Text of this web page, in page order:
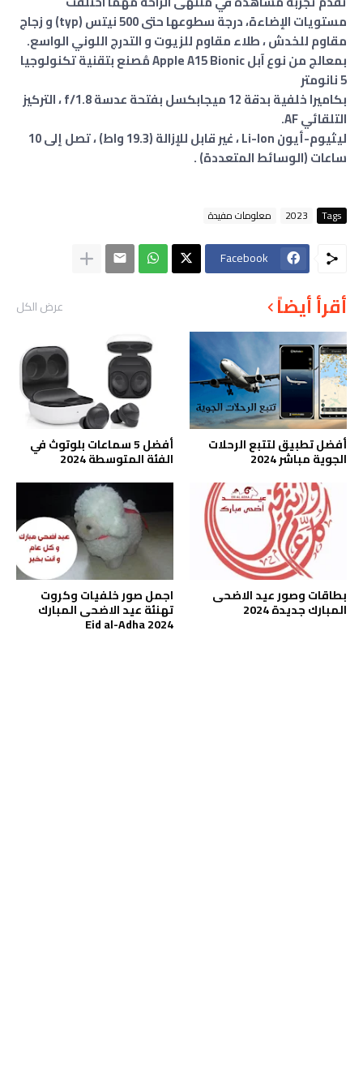
مستويات الإضاءة، درجة سطوعها حتى 500 نيتس (typ) و زجاج
مقاوم للخدش ، طلاء مقاوم للزيوت و التدرج اللوني الواسع.
بمعالج من نوع آبل Apple A15 Bionic مُصنع بتقنية تكنولوجيا
5 نانومتر
بكاميرا خلفية بدقة 12 ميجابكسل بفتحة عدسة f/1.8 ، التركيز
التلقائي AF.
ليثيوم-أيون Li-Ion ، غير قابل للإزالة (19.3 واط) ، تصل إلى 10
ساعات (الوسائط المتعددة) .
Tags
2023 معلومات مفيدة
Facebook
أقرأ أيضاً عرض الكل
أفضل تطبيق لتتبع الرحلات
الجوية مباشر 2024
أفضل 5 سماعات بلوتوث في
الفئة المتوسطة 2024
بطاقات وصور عيد الاضحى
المبارك جديدة 2024
اجمل صور خلفيات وكروت
تهنئة عيد الاضحى المبارك
2024 Eid al-Adha